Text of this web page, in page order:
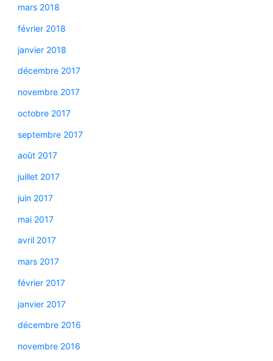
mars 2018
février 2018
janvier 2018
décembre 2017
novembre 2017
octobre 2017
septembre 2017
août 2017
juillet 2017
juin 2017
mai 2017
avril 2017
mars 2017
février 2017
janvier 2017
décembre 2016
novembre 2016